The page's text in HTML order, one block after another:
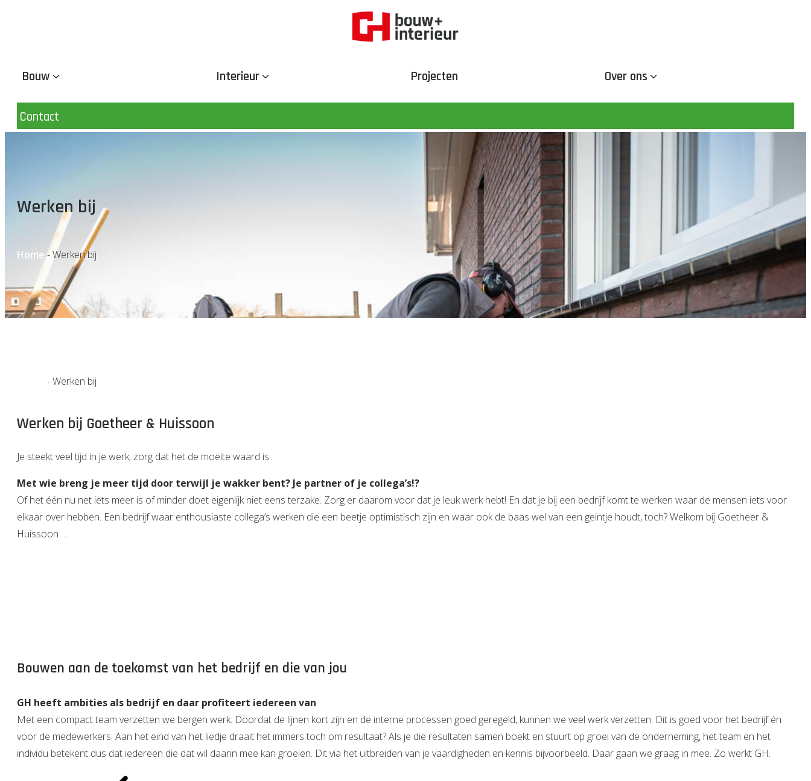
Bouw Interieur Projecten Over ons
Contact
Werken bij
Home-Werken bij
-Werken bij
Werken bij Goetheer & Huissoon
Je steekt veel tijd in je werk; zorg dat het de moeite waard is
Met wie breng je meer tijd door terwijl je wakker bent? Je partner of je collega’s!?
Of het één nu net iets meer is of minder doet eigenlijk niet eens terzake. Zorg er daarom voor dat je leuk werk hebt! En dat je bij een bedrijf komt te werken waar de mensen iets voor
elkaar over hebben. Een bedrijf waar enthousiaste collega’s werken die een beetje optimistisch zijn en waar ook de baas wel van een geintje houdt, toch? Welkom bij Goetheer &
Huissoon …
Bouwen aan de toekomst van het bedrijf en die van jou
GH heeft ambities als bedrijf en daar profiteert iedereen van
Met een compact team verzetten we bergen werk. Doordat de lijnen kort zijn en de interne processen goed geregeld, kunnen we veel werk verzetten. Dit is goed voor het bedrijf én
voor de medewerkers. Aan het eind van het liedje draait het immers toch om resultaat? Als je die resultaten samen boekt en stuurt op groei van de onderneming, het team en het
individu betekent dus dat iedereen die dat wil daarin mee kan groeien. Dit via het uitbreiden van je vaardigheden en kennis bijvoorbeeld. Daar gaan we graag in mee. Zo werkt GH.